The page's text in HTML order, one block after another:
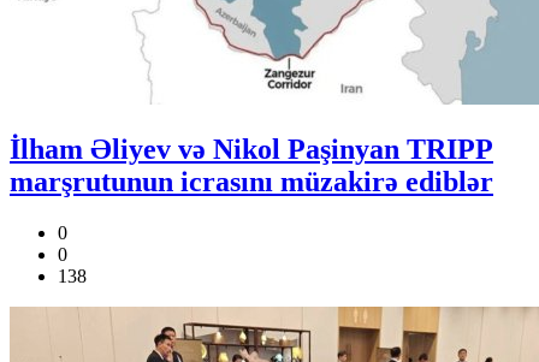
İlham Əliyev və Nikol Paşinyan TRIPP
marşrutunun icrasını müzakirə ediblər
0
0
138